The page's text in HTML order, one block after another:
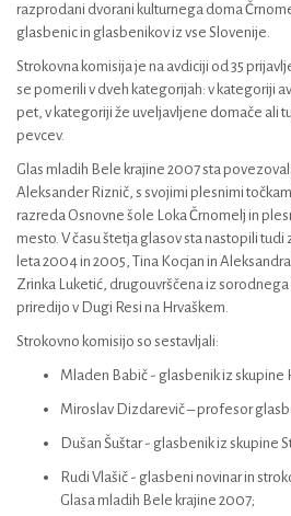
razprodani dvorani kulturnega doma
glasbenic in glasbenikov iz vse Slovenije.
Strokovna komisija je na avdiciji od 35
se pomerili v dveh kategorijah: v kategoriji
pet, v kategoriji že uveljavljene domače ali
pevcev.
Glas mladih Bele krajine 2007 sta
Aleksander Riznič, s svojimi plesnimi
razreda Osnovne šole Loka Črnomelj in
mesto. V času štetja glasov sta nastopili
leta 2004 in 2005, Tina Kocjan in
Zrinka Luketić, drugouvrščena iz
priredijo v Dugi Resi na Hrvaškem.
Strokovno komisijo so sestavljali:
Mladen Babič - glasbenik iz skupine
Miroslav Dizdarevič – profesor
Dušan Šuštar - glasbenik iz skupine
Rudi Vlašič - glasbeni novinar in
Glasa mladih Bele krajine 2007;